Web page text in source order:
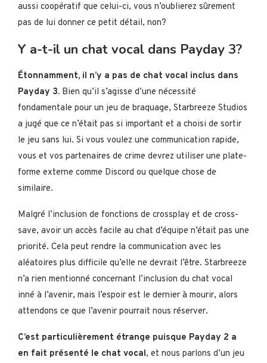
aussi coopératif que celui-ci, vous n’oublierez sûrement
pas de lui donner ce petit détail, non?
Y a-t-il un chat vocal dans Payday 3?
Étonnamment, il n’y a pas de chat vocal inclus dans
Payday 3. Bien qu’il s’agisse d’une nécessité
fondamentale pour un jeu de braquage, Starbreeze Studios
a jugé que ce n’était pas si important et a choisi de sortir
le jeu sans lui. Si vous voulez une communication rapide,
vous et vos partenaires de crime devrez utiliser une plate-
forme externe comme Discord ou quelque chose de
similaire.
Malgré l’inclusion de fonctions de crossplay et de cross-
save, avoir un accès facile au chat d’équipe n’était pas une
priorité. Cela peut rendre la communication avec les
aléatoires plus difficile qu’elle ne devrait l’être. Starbreeze
n’a rien mentionné concernant l’inclusion du chat vocal
inné à l’avenir, mais l’espoir est le dernier à mourir, alors
attendons ce que l’avenir pourrait nous réserver.
C’est particulièrement étrange puisque Payday 2 a
en fait présenté le chat vocal, et nous parlons d’un jeu